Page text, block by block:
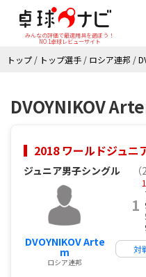
みんなの評価で最適用具を選ぼう！
NO.1卓球レビューサイト
トップ / トップ選手 / ロシア連邦 /
DVOYNIKOV
2018 ワールドジュニ
ジュニア男子シングル
DVOYNIKOV Arte
m
ロシア連邦
1
対